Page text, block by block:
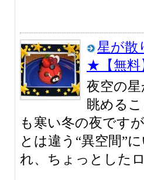
星が散
★【無料
夜空の
眺める
も寒い冬の夜です
とは違う“異空間”
れ、ちょっとした